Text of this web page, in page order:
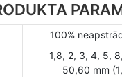
100%
1,8, 2, 3, 4, 5,
50,60 mm